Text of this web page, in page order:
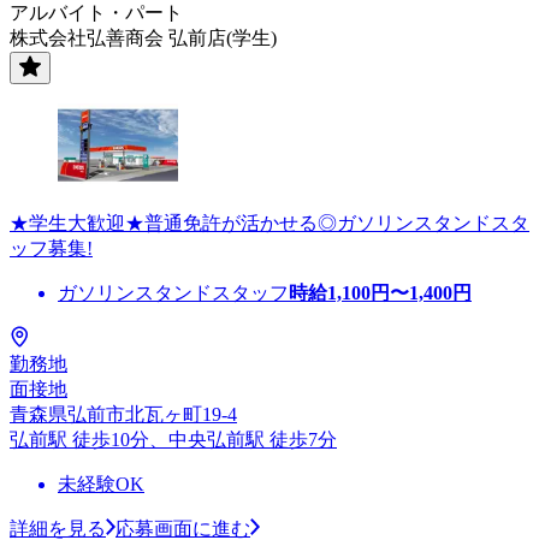
アルバイト・パート
株式会社弘善商会 弘前店(学生)
★学生大歓迎★普通免許が活かせる◎ガソリンスタンドスタ
ッフ募集!
ガソリンスタンドスタッフ 時給1,100円〜1,400円
勤務地
面接地
青森県弘前市北瓦ヶ町19-4
弘前駅 徒歩10分、中央弘前駅 徒歩7分
未経験OK
詳細を見る 応募画面に進む